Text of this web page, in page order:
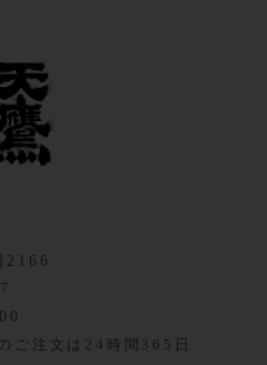
2166
ご注文は24時間365日